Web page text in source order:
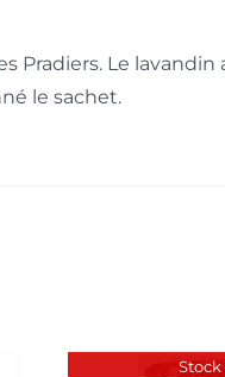
Pradiers. Le
le sachet.